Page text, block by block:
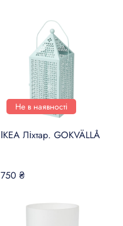
Не в наявності
ІКЕА Ліхтар. GOKVÄLLÅ
750 ₴